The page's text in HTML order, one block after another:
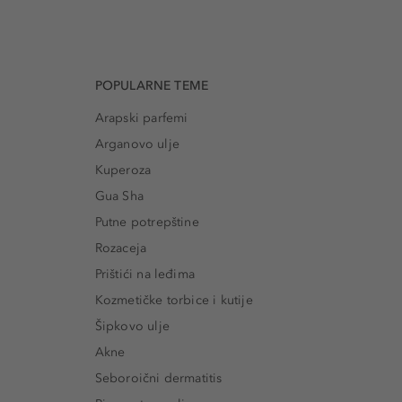
POPULARNE TEME
Arapski parfemi
Arganovo ulje
Kuperoza
Gua Sha
Putne potrepštine
Rozaceja
Prištići na leđima
Kozmetičke torbice i kutije
Šipkovo ulje
Akne
Seboroični dermatitis